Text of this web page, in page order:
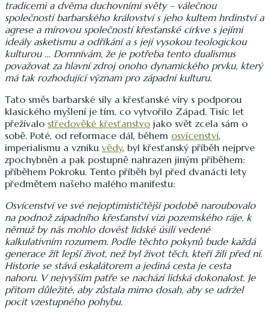
tradicemi a dvěma duchovními světy – válečnou
společností barbarského království s jeho kultem hrdinství a
agrese a mírovou společností křesťanské církve s jejími
ideály asketismu a odříkání a s její vysokou teologickou
kulturou … Domnívám, že je potřeba tento dualismus
považovat za hlavní zdroj onoho dynamického prvku, který
má tak rozhodující význam pro západní kulturu.
Tato směs barbarské síly a křesťanské víry s podporou
klasického myšlení je tím, co vytvořilo Západ. Tisíc let
přežívalo středověké křesťanstvo jako svět zcela sám o
sobě. Poté, od reformace dál, během osvícenství,
imperialismu a vzniku vědy, byl křesťanský příběh nejprve
zpochybněn a pak postupně nahrazen jiným příběhem:
příběhem Pokroku. Tento příběh byl před dvanácti lety
předmětem našeho malého manifestu:
Osvícenství ve své nejoptimističtější podobě naroubovalo
na podnož západního křesťanství vizi pozemského ráje, k
němuž by nás mohlo dovést lidské úsilí vedené
kalkulativním rozumem. Podle těchto pokynů bude každá
generace žít lepší život, než byl život těch, kteří žili před ní.
Historie se stává eskalátorem a jediná cesta je cesta
nahoru. V nejvyšším patře se nachází lidská dokonalost. Je
přitom důležité, aby zůstala mimo dosah, aby se udržel
pocit vzestupného pohybu.